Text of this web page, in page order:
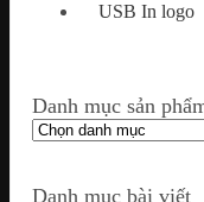
USB In logo
Danh mục sản
Danh mục bài viết